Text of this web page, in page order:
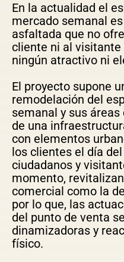
En la actualidad el
mercado semanal
asfaltada que no
cliente ni al visitante
ningún atractivo ni
El proyecto supone
remodelación del
semanal y sus
de una
con elementos
los clientes el día
ciudadanos y
momento,
comercial como la
por lo que, las
del punto de venta
dinamizadoras y
físico.